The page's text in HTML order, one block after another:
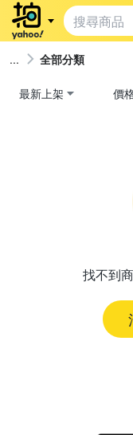
全部分類
最新上架 價
找不到